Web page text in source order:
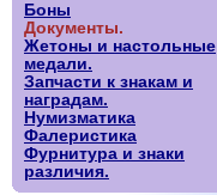
Боны
Документы.
Жетоны и настольные
медали.
Запчасти к знакам и
наградам.
Нумизматика
Фалеристика
Фурнитура и знаки
различия.